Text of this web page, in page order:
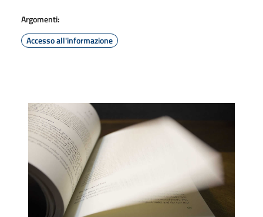
Argomenti:
Accesso all'informazione